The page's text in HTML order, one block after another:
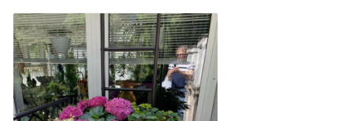
букета.
Гортензия
: Объемные и воздушные, гортензии
придают букету особый стиль.
Сирень: Легкая и ароматная, сирень наполняет
букет весенними нотками.